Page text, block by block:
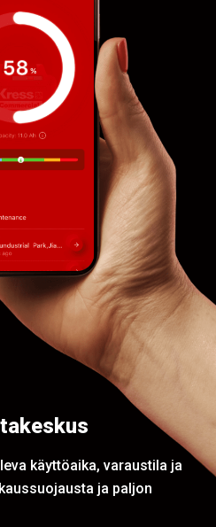
käyttöaika, varaustila ja
ja paljon